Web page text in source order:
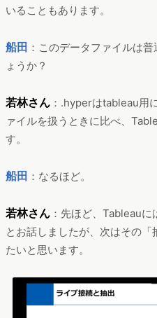
いることもあります。
船田 ：このデータファイルは
ょうか？
若林さん ：.hyperはtableau用
ァイルを扱うときに比べ、
す。
船田 ：なるほど。
若林さん ：先ほど、Tableau
とお話しましたが、次はその
たいと思います。